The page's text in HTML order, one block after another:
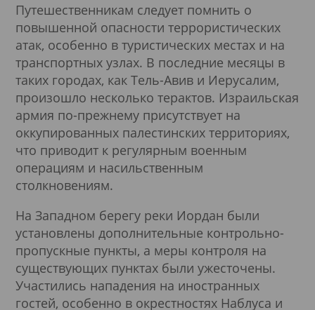
Путешественникам следует помнить о
повышенной опасности террористических
атак, особенно в туристических местах и на
транспортных узлах. В последние месяцы в
таких городах, как Тель-Авив и Иерусалим,
произошло несколько терактов. Израильская
армия по-прежнему присутствует на
оккупированных палестинских территориях,
что приводит к регулярным военным
операциям и насильственным
столкновениям.
На Западном берегу реки Иордан были
установлены дополнительные контрольно-
пропускные пункты, а меры контроля на
существующих пунктах были ужесточены.
Участились нападения на иностранных
гостей, особенно в окрестностях Наблуса и